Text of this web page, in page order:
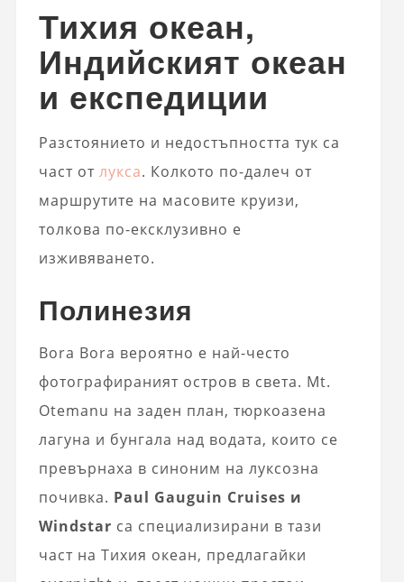
Тихия океан,
Индийският океан
и експедиции
Разстоянието и недостъпността тук са
част от лукса. Колкото по-далеч от
маршрутите на масовите круизи,
толкова по-ексклузивно е
изживяването.
Полинезия
Bora Bora вероятно е най-често
фотографираният остров в света. Mt.
Otemanu на заден план, тюркоазена
лагуна и бунгала над водата, които се
превърнаха в синоним на луксозна
почивка. Paul Gauguin Cruises и
Windstar са специализирани в тази
част на Тихия океан, предлагайки